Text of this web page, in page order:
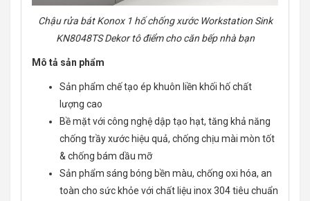
Chậu rửa bát Konox 1 hố chống xước Workstation Sink
KN8048TS Dekor tô điểm cho căn bếp nhà bạn
Mô tả sản phẩm
Sản phẩm chế tạo ép khuôn liền khối hố chất
lượng cao
Bề mặt với công nghệ dập tạo hạt, tăng khả năng
chống trầy xước hiệu quả, chống chịu mài mòn tốt
& chống bám dầu mỡ
Sản phẩm sáng bóng bền màu, chống oxi hóa, an
toàn cho sức khỏe với chất liệu inox 304 tiêu chuẩn